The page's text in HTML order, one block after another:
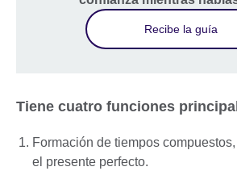
Recibe la guía
Tiene cuatro funciones
Formación de tiempos
el presente perfecto.